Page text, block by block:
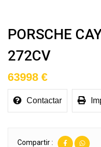
PORSCHE
272CV
63998 €
Contactar
Compartir :